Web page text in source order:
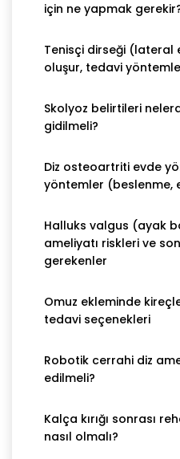
için ne yapmak
Tenisçi dirseği (lateral
oluşur, tedavi
Skolyoz belirtileri
gidilmeli?
Diz osteoartriti evde
yöntemler (beslenme,
Halluks valgus (ayak
ameliyatı riskleri ve
gerekenler
Omuz ekleminde
tedavi seçenekleri
Robotik cerrahi diz
edilmeli?
Kalça kırığı sonrası
nasıl olmalı?